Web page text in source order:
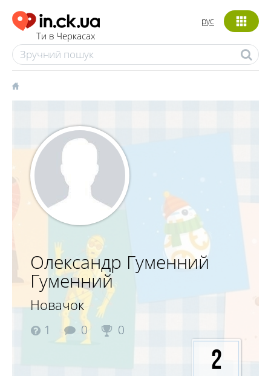
Ти в Черкасах
рус
Олександр Гуменний
Гуменний
Новачок
1 0 0
2